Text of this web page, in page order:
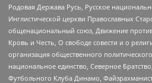
Родовая Держава Русь, Русское
Инглистической церкви Православных
общенациональный союз, Движение
Кровь и Честь, О свободе совести и о
организация общественного
национальное единство, Северное
Футбольного Клуба Динамо,